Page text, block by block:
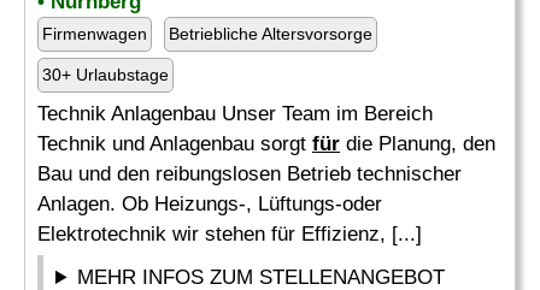
Firmenwagen Betriebliche Altersvorsorge
30+ Urlaubstage
Technik Anlagenbau Unser Team im Bereich
Technik und Anlagenbau sorgt für die Planung, den
Bau und den reibungslosen Betrieb technischer
Anlagen. Ob Heizungs-, Lüftungs-oder
Elektrotechnik wir stehen für Effizienz, [...]
MEHR INFOS ZUM STELLENANGEBOT